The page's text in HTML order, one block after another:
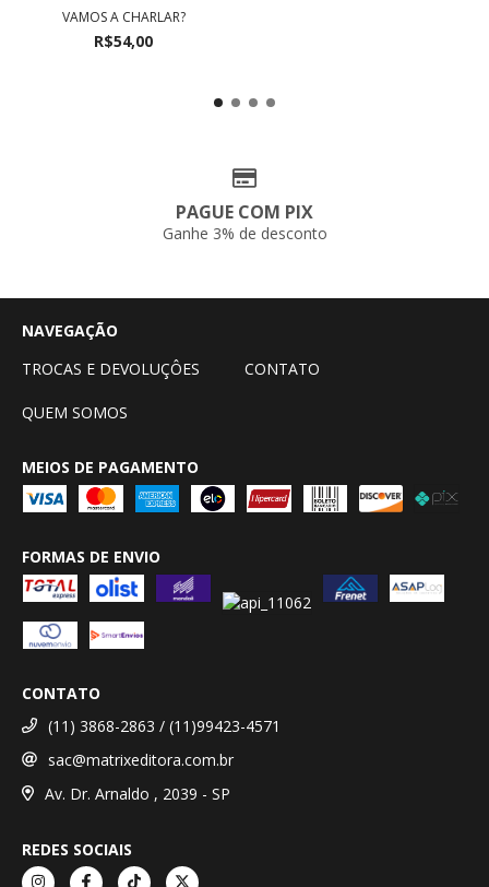
VAMOS A CHARLAR?
R$54,00
PAGUE COM PIX
Ganhe 3% de desconto
NAVEGAÇÃO
TROCAS E DEVOLUÇÔES
CONTATO
QUEM SOMOS
MEIOS DE PAGAMENTO
FORMAS DE ENVIO
CONTATO
(11) 3868-2863 / (11)99423-4571
sac@matrixeditora.com.br
Av. Dr. Arnaldo , 2039 - SP
REDES SOCIAIS